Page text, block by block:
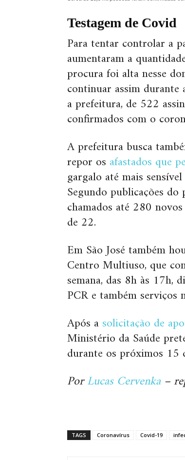
Testagem de Covid
Para tentar controlar a
aumentaram a
procura foi alta nesse
continuar assim durante
a prefeitura, de 522
confirmados com o
A prefeitura busca
repor os afastados que
gargalo até mais
Segundo publicações
chamados até 280
de 22.
Em São José também
Centro Multiuso, que
semana, das 8h às 17h,
PCR e também serviços
Após asolicitação de
Ministério da Saúde
durante os próximos 15
PorLucas Cervenka –
TAGS Coronavírus Covid-19